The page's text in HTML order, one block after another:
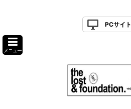
PCサイト
メニュー